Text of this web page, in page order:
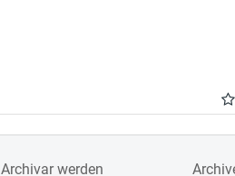
Archivar werden